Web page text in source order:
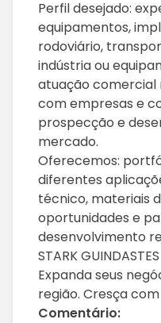
Perfil desejado:
equipamentos,
rodoviário,
indústria ou
atuação comercial
com empresas e
prospecção e
mercado.
Oferecemos:
diferentes
técnico, materiais
oportunidades e
desenvolvimento
STARK GUINDASTES
Expanda seus
região. Cresça
Comentário: